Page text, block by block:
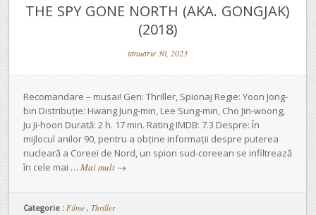
THE SPY GONE NORTH (AKA. GONGJAK)
(2018)
ianuarie 30, 2023
Recomandare – musai! Gen: Thriller, Spionaj Regie: Yoon Jong-
bin Distribuție: Hwang Jung-min, Lee Sung-min, Cho Jin-woong,
Ju Ji-hoon Durată: 2 h. 17 min. Rating IMDB: 7.3 Despre: În
mijlocul anilor 90, pentru a obține informații despre puterea
nucleară a Coreei de Nord, un spion sud-coreean se infiltrează
în cele mai … Mai mult →
Categorie : Filme , Thriller